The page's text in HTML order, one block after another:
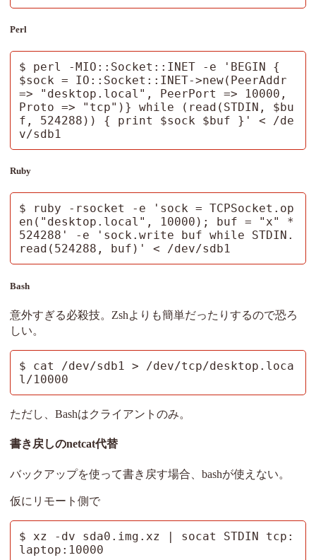
Perl
$ perl -MIO::Socket::INET -e 'BEGIN {
$sock = IO::Socket::INET->new(PeerAddr
=> "desktop.local", PeerPort => 10000,
Proto => "tcp")} while (read(STDIN, $bu
f, 524288)) { print $sock $buf }' < /de
v/sdb1
Ruby
$ ruby -rsocket -e 'sock = TCPSocket.op
en("desktop.local", 10000); buf = "x" *
524288' -e 'sock.write buf while STDIN.
read(524288, buf)' < /dev/sdb1
Bash
意外すぎる必殺技。Zshよりも簡単だったりするので恐ろ
しい。
$ cat /dev/sdb1 > /dev/tcp/desktop.loca
l/10000
ただし、Bashはクライアントのみ。
書き戻しのnetcat代替
バックアップを使って書き戻す場合、bashが使えない。
仮にリモート側で
$ xz -dv sda0.img.xz | socat STDIN tcp:
laptop:10000